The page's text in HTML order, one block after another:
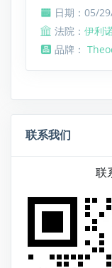
日期：05/
法院： 伊利
品牌：
联系我们
联